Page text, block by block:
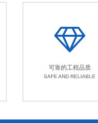
可靠的工程品质
SAFE AND RELIABLE